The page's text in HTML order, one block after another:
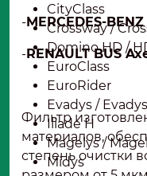
CityClass
Crossway /
Domino HD /
EuroClass
EuroRider
Evadys /
Iliade H
Magelys /
Midys
-MERCEDES-
-RENAULT BUS
Фильтр
материалов,
степень очистки